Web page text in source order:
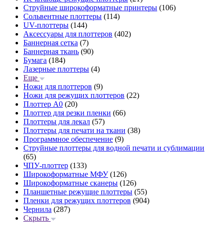
Струйные широкоформатные принтеры (106)
Сольвентные плоттеры (114)
UV-плоттеры (144)
Аксессуары для плоттеров (402)
Баннерная сетка (7)
Баннерная ткань (90)
Бумага (184)
Лазерные плоттеры (4)
Еще
Ножи для плоттеров (9)
Ножи для режущих плоттеров (22)
Плоттер А0 (20)
Плоттер для резки пленки (66)
Плоттеры для лекал (57)
Плоттеры для печати на ткани (38)
Программное обеспечение (9)
Струйные плоттеры для водной печати и сублимации
(65)
ЧПУ-плоттер (133)
Широкоформатные МФУ(126)
Широкоформатные сканеры (126)
Планшетные режущие плоттеры (55)
Пленки для режущих плоттеров (904)
Чернила (287)
Скрыть